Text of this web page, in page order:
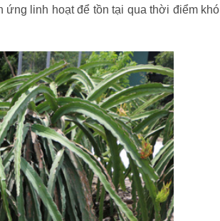
ứng linh hoạt để tồn tại qua thời điểm khó